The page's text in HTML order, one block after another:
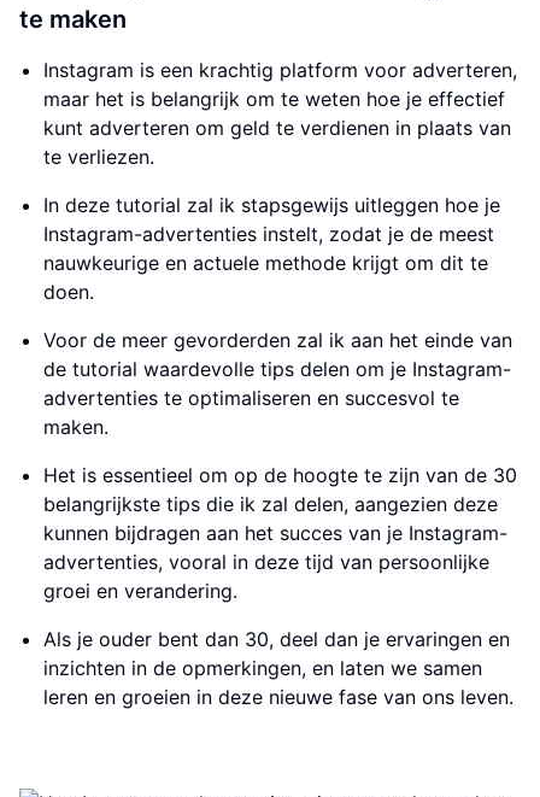
te maken
Instagram is een krachtig platform voor adverteren,
maar het is belangrijk om te weten hoe je effectief
kunt adverteren om geld te verdienen in plaats van
te verliezen.
In deze tutorial zal ik stapsgewijs uitleggen hoe je
Instagram-advertenties instelt, zodat je de meest
nauwkeurige en actuele methode krijgt om dit te
doen.
Voor de meer gevorderden zal ik aan het einde van
de tutorial waardevolle tips delen om je Instagram-
advertenties te optimaliseren en succesvol te
maken.
Het is essentieel om op de hoogte te zijn van de 30
belangrijkste tips die ik zal delen, aangezien deze
kunnen bijdragen aan het succes van je Instagram-
advertenties, vooral in deze tijd van persoonlijke
groei en verandering.
Als je ouder bent dan 30, deel dan je ervaringen en
inzichten in de opmerkingen, en laten we samen
leren en groeien in deze nieuwe fase van ons leven.